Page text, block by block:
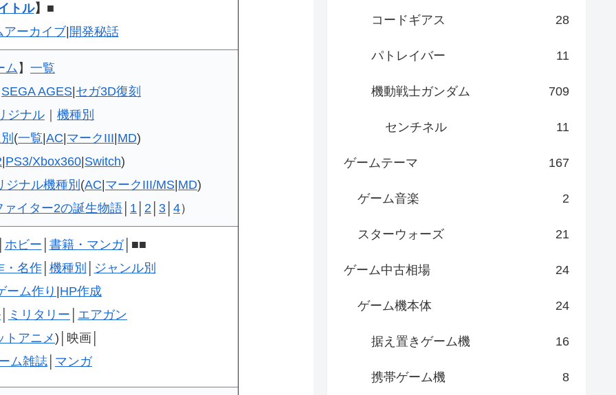
トル】■
アーカイブ| 開発秘話
ム 】 一覧
SEGA AGES|セガ3D復刻
ジナル ｜ 機種別
(一覧|AC|マークIII|MD)
|PS3/Xbox360|Switch)
ジナル機種別 (AC|マークIII/MS|MD)
ァイター2の誕生物語 1 2 3 4）
ホビー 書籍・マンガ│■■
・名作│ 機種別
ジャンル別
ーム作り |HP作成
ミリタリー
エアガン
トアニメ)│映画│
ム雑誌 マンガ
コードギアス 28
パトレイバー 11
機動戦士ガンダム 709
センチネル 11
ゲームテーマ 167
ゲーム音楽 2
スターウォーズ 21
ゲーム中古相場 24
ゲーム機本体 24
据え置きゲーム機 16
携帯ゲーム機 8